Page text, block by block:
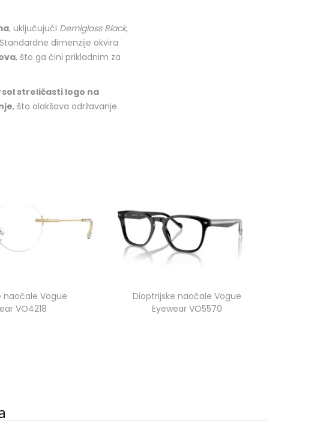
, uključujući Demigloss Black,
dimenzije okvira
, što ga čini prikladnim za
streličasti logo na
, što olakšava održavanje
naočale Vogue
VO4218
Dioptrijske naočale Vogue
Eyewear VO5570